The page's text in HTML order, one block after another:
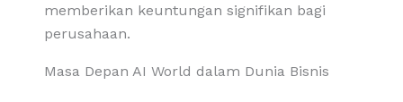
memberikan keuntungan signifikan bagi
perusahaan.
Masa Depan AI World dalam Dunia Bisnis